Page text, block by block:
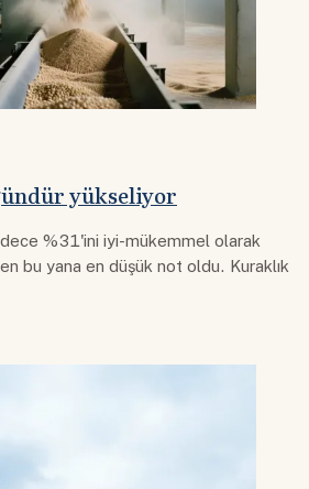
yükseliyor
%31'ini iyi-mükemmel olarak
bu yana en düşük not oldu. Kuraklık